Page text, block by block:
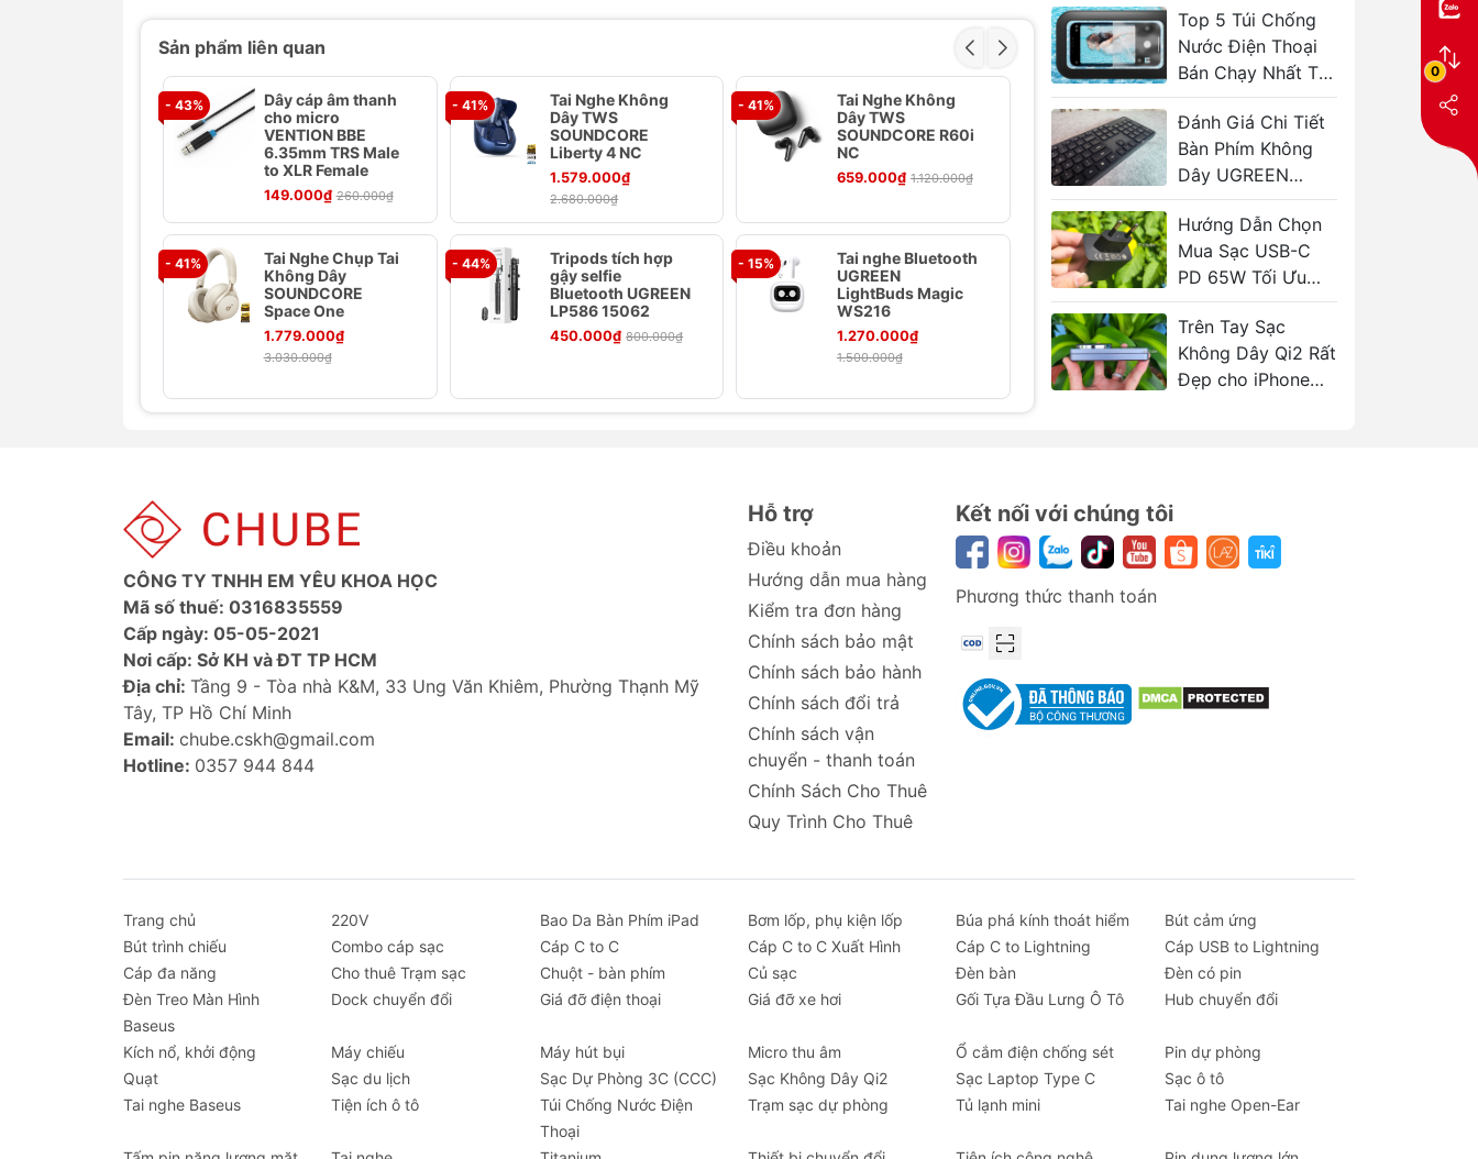
0
Top 5 Túi Chống
Nước Điện Thoại
Bán Chạy Nhất Tại
TP.HCM
Đánh Giá Chi Tiết
Bàn Phím Không
Dây UGREEN
KU004
Hướng Dẫn Chọn
Mua Sạc USB-C
PD 65W Tối Ưu
Cho Laptop
Trên Tay Sạc
Không Dây Qi2 Rất
Đẹp cho iPhone
Tính năng nổi bật
Tương thích hoàn hảo với iPhone:Kết nối trực tiếp qua cổng Lightning, không cần bộ chuyển
đổi.
Âm thanh chất lượng cao:
Âm thanh rõ ràng, chi tiết, đáp ứng nhu cầu nghe nhạc, xem phim, gọi
Thiết kế nhỏ gọn, thoải mái: Kiểu dáng nhét tai vừa vặn, không gây khó chịu khi sử dụng lâu.
Điều khiển tiện lợi:Tích hợp nút điều khiển trên dây, dễ dàng điều chỉnh âm lượng, phát/dừng
nhạc, nhận cuộc gọi.
Độ bền cao:Chất liệu cao cấp, đảm bảo độ bền và tuổi thọ sản phẩm.
Ảnh sản phẩm
Sản phẩm liên quan
- 43%
Dây cáp âm thanh
cho micro
VENTION BBE
6.35mm TRS Male
to XLR Female
149.000₫ 260.000₫
- 41%
Tai Nghe Không
Dây TWS
SOUNDCORE
Liberty 4 NC
1.579.000₫
2.680.000₫
- 41%
Tai Nghe Không
Dây TWS
SOUNDCORE R60i
NC
659.000₫ 1.120.000₫
- 41%
Tai Nghe Không
Dây TWS
SOUNDCORE
Liberty 5 Pro
4.179.000₫
7.100.000₫
Tai
Dây TWS
Liberty
- 41%
Tai Nghe Chụp Tai
Không Dây
SOUNDCORE
Space One
1.779.000₫
3.030.000₫
- 44%
Tripods tích hợp
gậy selfie
Bluetooth UGREEN
LP586 15062
450.000₫ 800.000₫
- 15%
Tai nghe Bluetooth
UGREEN
LightBuds Magic
WS216
1.270.000₫
1.500.000₫
- 41%
Bộ sạc và chuyển
đổi SONY BP-U 2
kênh Swit S-
3602U DC 12.7V,
3.5Axl
3.109.000₫
5.280.000₫
CÔNG TY TNHH EM YÊU KHOA HỌC
Mã số thuế: 0316835559
Cấp ngày: 05-05-2021
Nơi cấp: Sở KH và ĐT TP HCM
Địa chỉ: Tầng 9 - Tòa nhà K&M, 33 Ung Văn Khiêm, Phường Thạnh Mỹ
Tây, TP Hồ Chí Minh
Email: chube.cskh@gmail.com
Hotline: 0357 944 844
Hỗ trợ
Điều khoản
Hướng dẫn mua hàng
Kiểm tra đơn hàng
Chính sách bảo mật
Chính sách bảo hành
Chính sách đổi trả
Chính sách vận
chuyển - thanh toán
Chính Sách Cho Thuê
Quy Trình Cho Thuê
Kết nối với chúng tôi
Phương thức thanh toán
Trang chủ 220V Bao Da Bàn Phím iPad Bơm lốp, phụ kiện lốp Búa phá kính thoát hiểm
Bút cảm ứng
Bút trình chiếu
Combo cáp sạc Cáp C to C Cáp C to C Xuất Hình Cáp C to Lightning
Cáp USB to Lightning
Cáp đa năng
Cho thuê Trạm sạc Chuột - bàn phím Củ sạc Đèn bàn
Đèn có pin
Đèn Treo Màn Hình
Baseus
Dock chuyển đổi Giá đỡ điện thoại Giá đỡ xe hơi Gối Tựa Đầu Lưng Ô Tô Hub chuyển đổi
Kích nổ, khởi động Máy chiếu Máy hút bụi Micro thu âm Ổ cắm điện chống sét
Pin dự phòng
Quạt
Sạc du lịch Sạc Dự Phòng 3C (CCC) Sạc Không Dây Qi2 Sạc Laptop Type C
Sạc ô tô
Tai nghe Baseus
Tiện ích ô tô
Túi Chống Nước Điện
Thoại
Trạm sạc dự phòng Tủ lạnh mini Tai nghe Open-Ear